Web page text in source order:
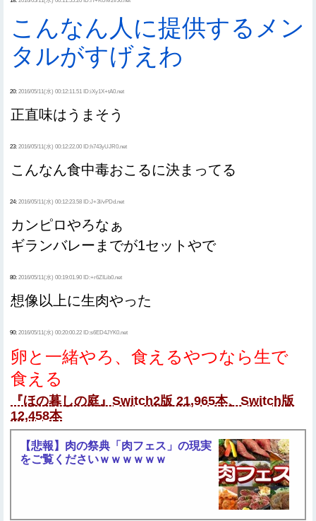
こんなん人に提供するメン
タルがすげえわ
20: 2016/05/11(水) 00:12:11.51 ID:iXy1X+tA0.net
正直味はうまそう
23: 2016/05/11(水) 00:12:22.00 ID:h743yUJR0.net
こんなん食中毒おこるに決まってる
24: 2016/05/11(水) 00:12:23.58 ID:J+3l/vPDd.net
カンピロやろなぁ
ギランバレーまでが1セットやで
80: 2016/05/11(水) 00:19:01.90 ID:+r6ZILib0.net
想像以上に生肉やった
90: 2016/05/11(水) 00:20:00.22 ID:s6ED4JYK0.net
卵と一緒やろ、食えるやつなら生で
食える
『ほの暮しの庭』Switch2版 21,965本、Switch版
12,458本
【悲報】肉の祭典「肉フェス」の現実
をご覧くださいｗｗｗｗｗｗ